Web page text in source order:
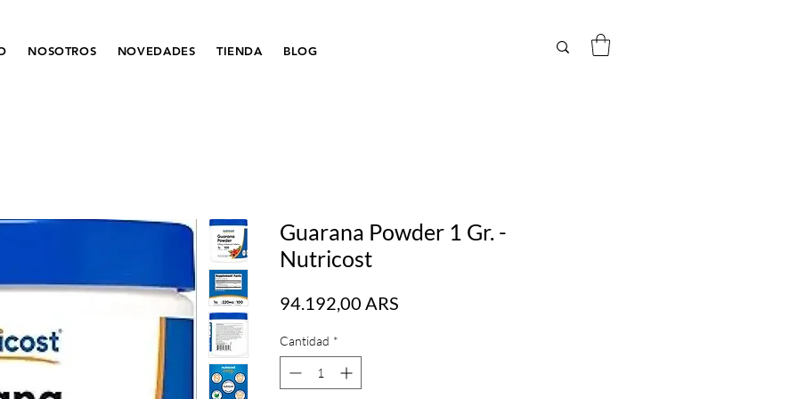
NOSOTROS NOVEDADES TIENDA BLOG
Guarana Powder 1 Gr. -
Nutricost
94.192,00 ARS
Cantidad *